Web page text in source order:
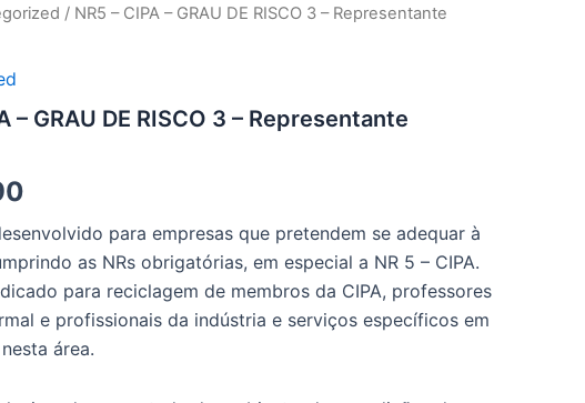
/ NR5 – CIPA – GRAU DE RISCO 3 – Representante
– GRAU DE RISCO 3 – Representante
para empresas que pretendem se adequar à
as NRs obrigatórias, em especial a NR 5 – CIPA.
para reciclagem de membros da CIPA, professores
e profissionais da indústria e serviços específicos em
área.